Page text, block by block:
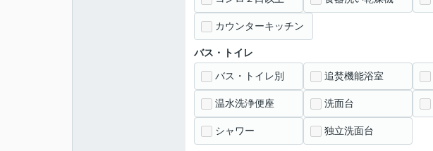
カウンターキッチン
バス・トイレ
バス・トイレ別 追焚機能浴室
温水洗浄便座 洗面台
シャワー 独立洗面台